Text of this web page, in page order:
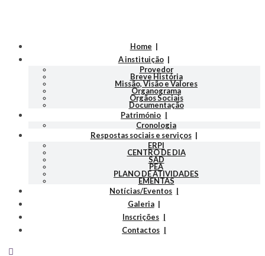
Home
A instituição
Provedor
Breve História
Missão, Visão e Valores
Organograma
Orgãos Sociais
Documentação
Património
Cronologia
Respostas sociais e serviços
ERPI
CENTRO DE DIA
SAD
PEA
PLANO DE ATIVIDADES
EMENTAS
Notícias/Eventos
Galeria
Inscrições
Contactos